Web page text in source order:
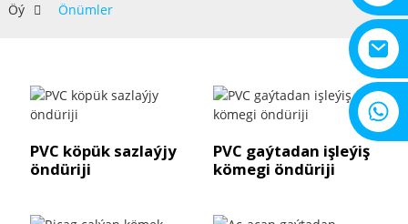
+8615805330828
Öý Önümler
PVC köpük sazlaýjy
öndüriji
PVC gaýtadan işleýiş
kömegi öndüriji